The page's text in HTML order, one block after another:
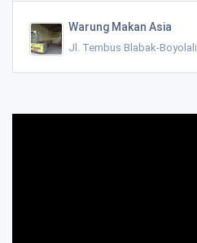
Warung Makan Asia
Jl. Tembus Blabak-Boyolali